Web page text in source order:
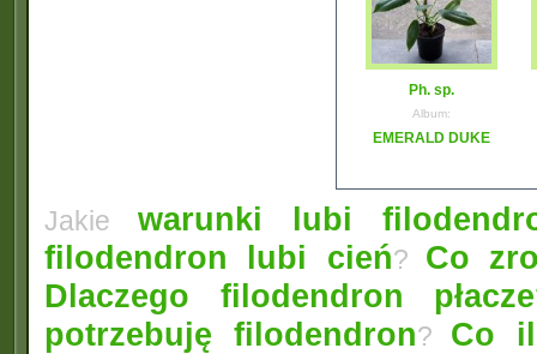
Ph. sp.
Album:
EMERALD DUKE
Jakie warunki lubi
filodendron lubi cień? Co
Dlaczego filodendron
potrzebuję filodendron? Co